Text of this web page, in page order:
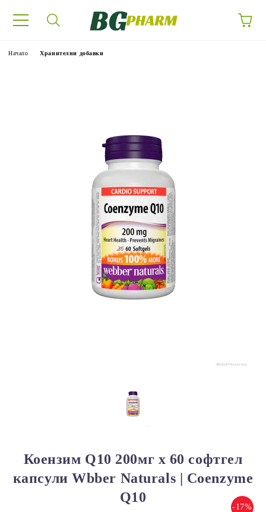
Начало Хранителни добавки
Коензим Q10 200мг х 60 софтгел
капсули Wbber Naturals | Coenzyme
Q10
-17%